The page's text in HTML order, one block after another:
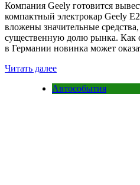
Компания Geely готовится
компактный электрокар Geely
вложены значительные
существенную долю рынка.
в Германии новинка может
Читать далее
Автособытия